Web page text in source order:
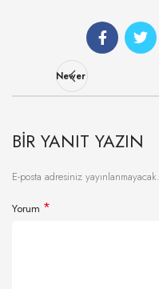
Newer
BIR YANIT YAZIN
E-posta adresiniz yayınlanmayacak.
Yorum *